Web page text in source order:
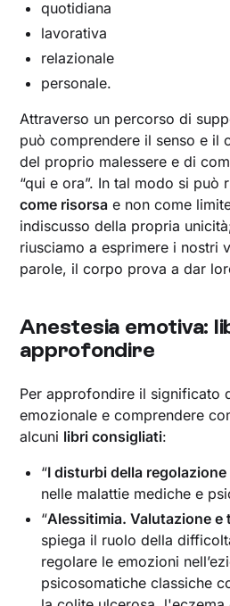
quotidiana
lavorativa
relazionale
personale.
Attraverso un percorso di
può comprendere il senso e il
del proprio malessere e di
“qui e ora”. In tal modo si può
come risorsa e non come
indiscusso della propria
riusciamo a esprimere i nostri
parole, il corpo prova a dar
Anestesia emotiva:
approfondire
Per approfondire il significato
emozionale e comprendere
alcuni libri consigliati:
“I disturbi della
nelle malattie mediche e
“Alessitimia. Valutazione e
spiega il ruolo della
regolare le emozioni
psicosomatiche classiche